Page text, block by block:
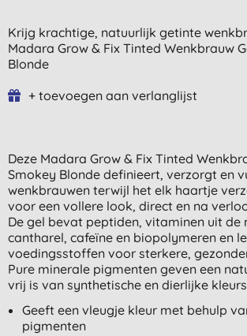
Krijg krachtige, natuurlijk getinte
Madara Grow & Fix Tinted Wenkbrauw
Blonde
+ toevoegen aan verlanglijst
Deze Madara Grow & Fix Tinted
Smokey Blonde definieert, verzorgt en
wenkbrauwen terwijl het elk haartje
voor een vollere look, direct en na
De gel bevat peptiden, vitaminen uit de
cantharel, cafeïne en biopolymeren en
voedingsstoffen voor sterkere,
Pure minerale pigmenten geven een
vrij is van synthetische en dierlijke
Geeft een vleugje kleur met behulp
pigmenten